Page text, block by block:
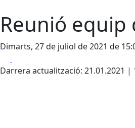
Reunió equip
Dimarts, 27 de juliol de 2021 de
Darrera actualització: 21.01.2021 |